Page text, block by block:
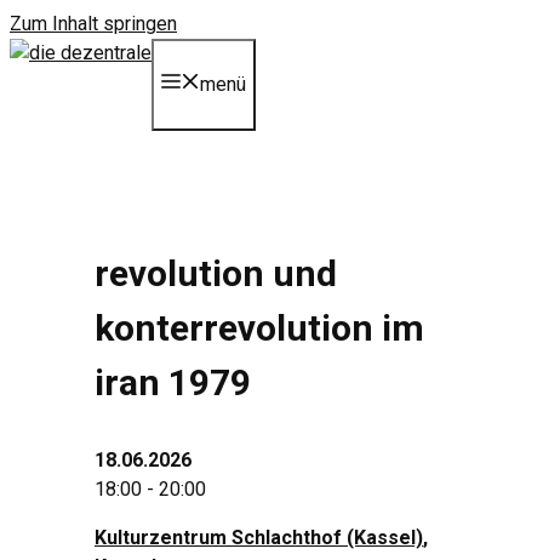
Zum Inhalt springen
menü
revolution und
konterrevolution im
iran 1979
18.06.2026
18:00 - 20:00
Kulturzentrum Schlachthof (Kassel),